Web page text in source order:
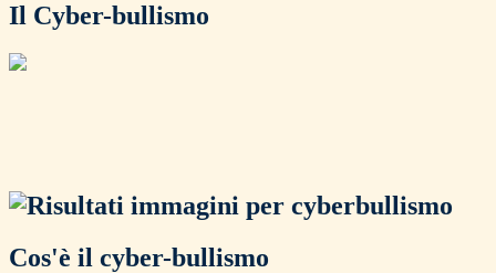
Il Cyber-bullismo
Cos'è il cyber-bullismo